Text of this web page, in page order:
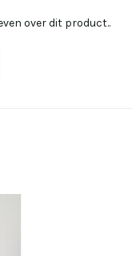
over dit product..